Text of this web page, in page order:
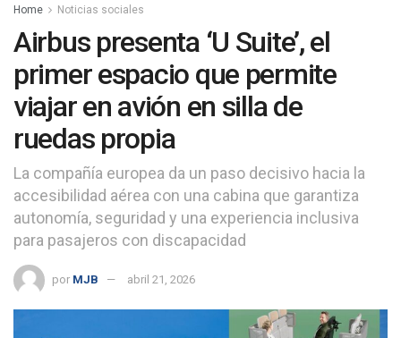
Home Noticias sociales
Airbus presenta ‘U Suite’, el
primer espacio que permite
viajar en avión en silla de
ruedas propia
La compañía europea da un paso decisivo hacia la
accesibilidad aérea con una cabina que garantiza
autonomía, seguridad y una experiencia inclusiva
para pasajeros con discapacidad
por MJB abril 21, 2026